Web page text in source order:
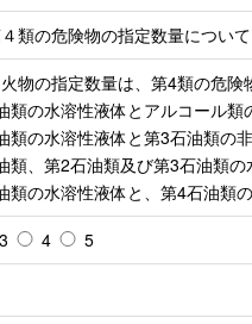
類の危険物の指定数量につい
物の指定数量は、第4類の危険
類の水溶性液体とアルコール類
類の水溶性液体と第3石油類の
類、第2石油類及び第3石油類
類の水溶性液体と、第4石油類
3 4 5